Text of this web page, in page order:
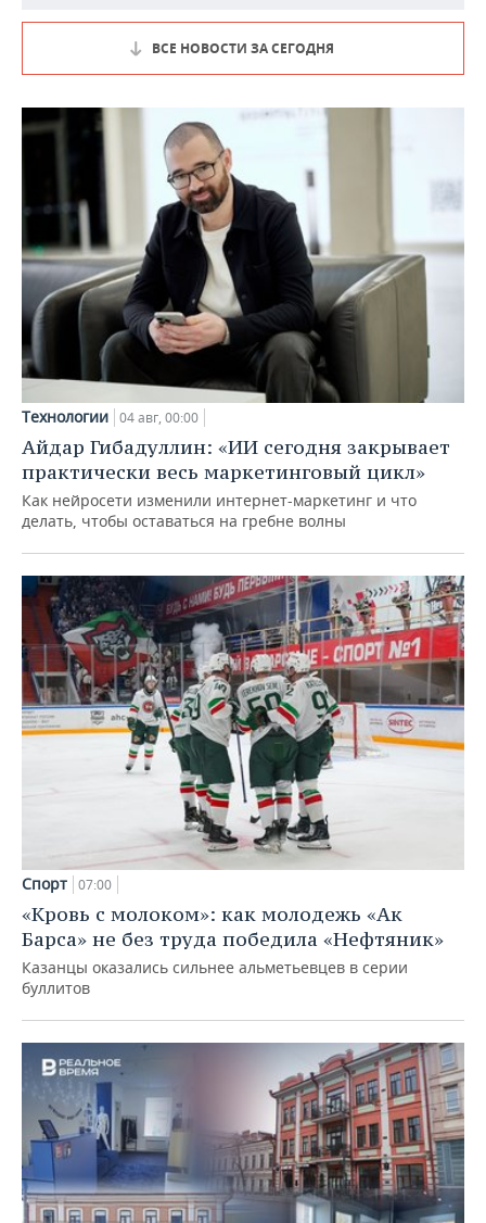
ВСЕ НОВОСТИ ЗА СЕГОДНЯ
Технологии 04 авг, 00:00
Айдар Гибадуллин: «ИИ сегодня закрывает
практически весь маркетинговый цикл»
Как нейросети изменили интернет-маркетинг и что
делать, чтобы оставаться на гребне волны
Спорт 07:00
«Кровь с молоком»: как молодежь «Ак
Барса» не без труда победила «Нефтяник»
Казанцы оказались сильнее альметьевцев в серии
буллитов